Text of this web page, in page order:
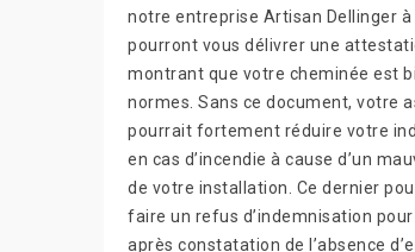
notre entreprise Artisan Dellinger
pourront vous délivrer une
montrant que votre cheminée est
normes. Sans ce document, votre
pourrait fortement réduire votre
en cas d’incendie à cause d’un
de votre installation. Ce dernier
faire un refus d’indemnisation
après constatation de l’absence